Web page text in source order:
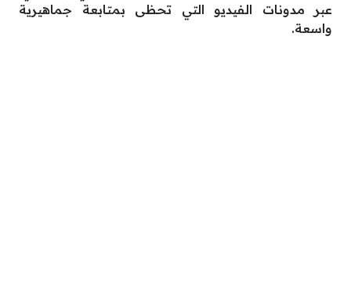
عبر مدونات الفيديو التي تحظى بمتابعة جماهيرية
واسعة.